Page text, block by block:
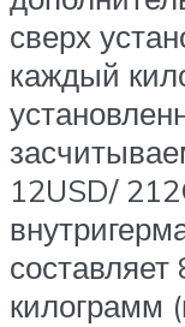
сверх
каждый
12USD/
килограмм